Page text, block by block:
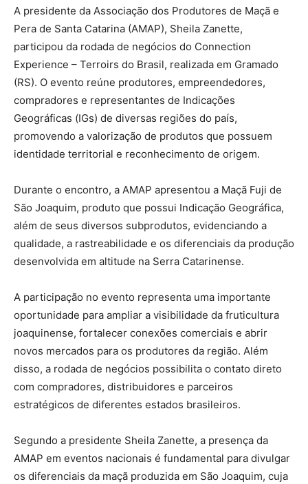
A presidente da Associação dos Produtores de Maçã e
Pera de Santa Catarina (AMAP), Sheila Zanette,
participou da rodada de negócios do Connection
Experience – Terroirs do Brasil, realizada em Gramado
(RS). O evento reúne produtores, empreendedores,
compradores e representantes de Indicações
Geográficas (IGs) de diversas regiões do país,
promovendo a valorização de produtos que possuem
identidade territorial e reconhecimento de origem.
Durante o encontro, a AMAP apresentou a Maçã Fuji de
São Joaquim, produto que possui Indicação Geográfica,
além de seus diversos subprodutos, evidenciando a
qualidade, a rastreabilidade e os diferenciais da produção
desenvolvida em altitude na Serra Catarinense.
A participação no evento representa uma importante
oportunidade para ampliar a visibilidade da fruticultura
joaquinense, fortalecer conexões comerciais e abrir
novos mercados para os produtores da região. Além
disso, a rodada de negócios possibilita o contato direto
com compradores, distribuidores e parceiros
estratégicos de diferentes estados brasileiros.
Segundo a presidente Sheila Zanette, a presença da
AMAP em eventos nacionais é fundamental para divulgar
os diferenciais da maçã produzida em São Joaquim, cuja